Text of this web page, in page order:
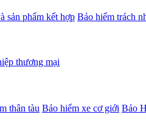
sản phẩm kết hợp Bảo hiểm trách
thương mại
thân tàu Bảo hiểm xe cơ giới Bảo